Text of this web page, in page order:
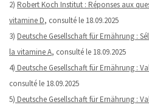
2) Robert Koch Institut : Réponses aux
vitamine D, consulté le 18.09.2025
3) Deutsche Gesellschaft für Ernährung :
la vitamine A, consulté le 18.09.2025
4) Deutsche Gesellschaft für Ernährung :
consulté le 18.09.2025
5) Deutsche Gesellschaft für Ernährung :